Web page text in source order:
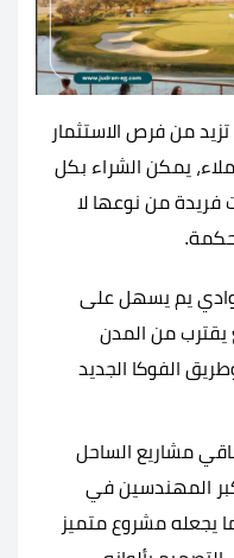
من فرص الاستثمار
يمكن الشراء بكل
من نوعها لا
يم يسهل على
يقترب من المدن
الفوكا الجديد
مشاريع الساحل
المهندسين في
يجعله مشروع متميز